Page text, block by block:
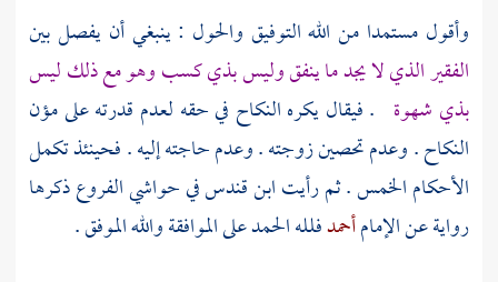
وأقول مستمدا من الله التوفيق والحول : ينبغي أن يفصل بين
الفقير الذي لا يجد ما ينفق وليس بذي كسب وهو مع ذلك ليس
بذي شهوة . فيقال يكره النكاح في حقه لعدم قدرته على مؤن
النكاح . وعدم تحصين زوجته . وعدم حاجته إليه . فحينئذ تكمل
الأحكام الخمس . ثم رأيتابن قندسفي حواشي الفروع ذكرها
رواية عن الإمامأحمدفلله الحمد على الموافقة والله الموفق .